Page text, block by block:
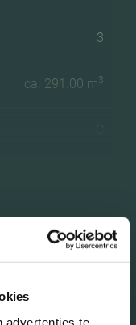
advertenties te
3
ca. 291.00 m3